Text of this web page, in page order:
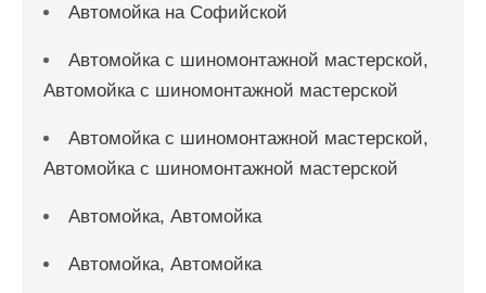
Автомойка на Софийской
Автомойка с шиномонтажной мастерской,
Автомойка с шиномонтажной мастерской
Автомойка с шиномонтажной мастерской,
Автомойка с шиномонтажной мастерской
Автомойка, Автомойка
Автомойка, Автомойка